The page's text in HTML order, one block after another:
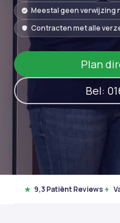
Meestal geen verwijzing
Contracten met alle
Plan
Bel:
9,3 Patiënt Reviews